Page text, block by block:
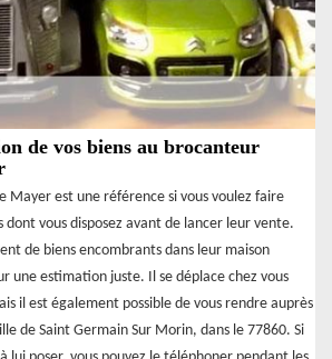
de vos biens au brocanteur
Mayer est une référence si vous voulez faire
dont vous disposez avant de lancer leur vente.
de biens encombrants dans leur maison
une estimation juste. Il se déplace chez vous
il est également possible de vous rendre auprès
de Saint Germain Sur Morin, dans le 77860. Si